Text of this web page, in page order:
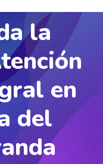
la
en
del